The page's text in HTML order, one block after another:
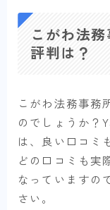
こがわ法
評判は？
こがわ法務事務
のでしょうか？
は、良い口コミ
どの口コミも実
なっていますの
さい。